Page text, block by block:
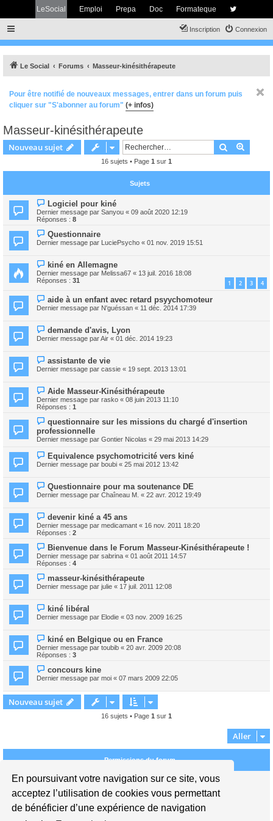
En poursuivant votre navigation sur ce site, vous
acceptez l’utilisation de cookies vous permettant
de bénéficier d’une expérience de navigation
LeSocial Emploi Prepa Doc Formateque
Connexion
Inscription
Le Social Forums Masseur-kinésithérapeute
Pour être notifié de nouveaux messages, entrer dans un forum puis
cliquer sur "S'abonner au forum" (+ infos)
Masseur-kinésithérapeute
Nouveau sujet Rechercher
16 sujets • Page 1 sur 1
Sujets
Logiciel pour kiné
Dernier message par Sanyou « 09 août 2020 12:19
Réponses : 8
Questionnaire
Dernier message par LuciePsycho « 01 nov. 2019 15:51
kiné en Allemagne
Dernier message par Melissa67 « 13 juil. 2016 18:08
Réponses : 31 1 2 3 4
aide à un enfant avec retard psyychomoteur
Dernier message par N'guéssan « 11 déc. 2014 17:39
demande d'avis, Lyon
Dernier message parAir « 01 déc. 2014 19:23
assistante de vie
Dernier message par cassie « 19 sept. 2013 13:01
Aide Masseur-Kinésithérapeute
Dernier message par rasko « 08 juin 2013 11:10
Réponses : 1
questionnaire sur les missions du chargé d'insertion
professionnelle
Dernier message par Gontier Nicolas « 29 mai 2013 14:29
Equivalence psychomotricité vers kiné
Dernier message par boubi « 25 mai 2012 13:42
Questionnaire pour ma soutenance DE
Dernier message par Chaîneau M. « 22 avr. 2012 19:49
devenir kiné a 45 ans
Dernier message par medicamant « 16 nov. 2011 18:20
Réponses : 2
Bienvenue dans le Forum Masseur-Kinésithérapeute !
Dernier message par sabrina « 01 août 2011 14:57
Réponses : 4
masseur-kinésithérapeute
Dernier message par julie « 17 juil. 2011 12:08
kiné libéral
Dernier message par Elodie « 03 nov. 2009 16:25
kiné en Belgique ou en France
Dernier message par toubib « 20 avr. 2009 20:08
Réponses : 3
concours kine
Dernier message par moi « 07 mars 2009 22:05
Nouveau sujet
16 sujets • Page 1 sur 1
Aller
Permissions du forum
Vous ne pouvez pas publier de nouveaux sujets dans ce forum
Vousne pouvez pasrépondre aux sujets dans ce forum
Vousne pouvez pasmodifier vos messages dans ce forum
Vous ne pouvez passupprimer vos messages dans ce forum
transférer de pièces jointes dans ce forum